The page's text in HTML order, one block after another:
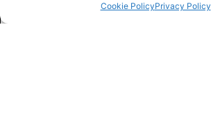
Cookie PolicyPrivacy Policy